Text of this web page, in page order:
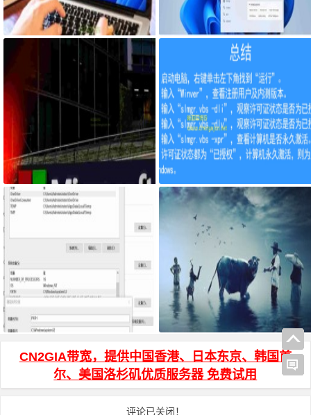
Windows终于有了改进带有增强音
量混合器的Windows 11 Build 253
09
微软明年将推出Windows12 由于x
86芯片的进步，Windows的下个主
要版本可能会专注于新的人工智能
微软将其新的人工智能Bing带到Wi
ndows11任务栏 添加了新的Bing
以推出AI
怎么查看win10系统是否为正版
windows10 执行命令提示不是内
部或外部命令也不是可运行的程序
的处理
OpenWrt DDNS配置完成，内网不
能访问解决办法
CN2GIA带宽，提供中国香港、日本东京、韩国首
尔、美国洛杉矶优质服务器 免费试用
评论已关闭！